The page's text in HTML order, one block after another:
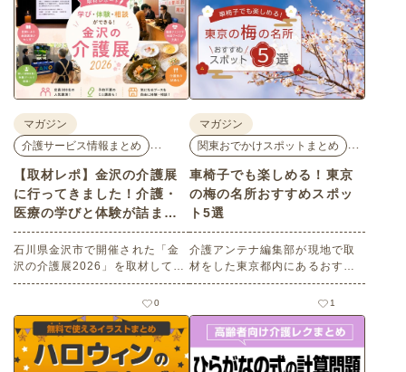
マガジン
介護サービス情報まとめ
…
【取材レポ】金沢の介護展
に行ってきました！介護・
医療の学びと体験が詰まっ
た1日。
石川県金沢市で開催された「金
沢の介護展2026」を取材してき
ました。医師による人気講演か
ら、気軽に参加できるミニ講
座、体験型の企業ブースまで、
介護・医療・健康の“学び・体
験・相談”が一度にできる、見ど
ころ満載のイベントの様子をレ
0
マガジン
関東おでかけスポットまとめ
…
車椅子でも楽しめる！東京
の梅の名所おすすめスポッ
ト5選
介護アンテナ編集部が現地で取
材をした東京都内にあるおすす
めの梅の名所を５選紹介しま
す。見どころはもちろんのこと
バリアフリーの設備面について
も紹介しているので、介護施設
などでの外出アクティビティの
事前チェックの際にぜひ参考に
1